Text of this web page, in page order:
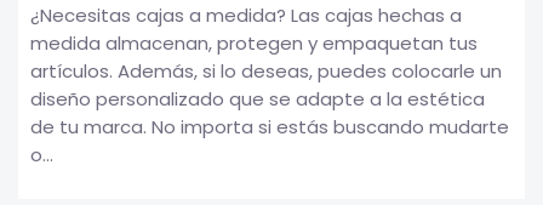
¿Necesitas cajas a medida? Las cajas hechas a
medida almacenan, protegen y empaquetan tus
artículos. Además, si lo deseas, puedes colocarle un
diseño personalizado que se adapte a la estética
de tu marca. No importa si estás buscando mudarte
o...